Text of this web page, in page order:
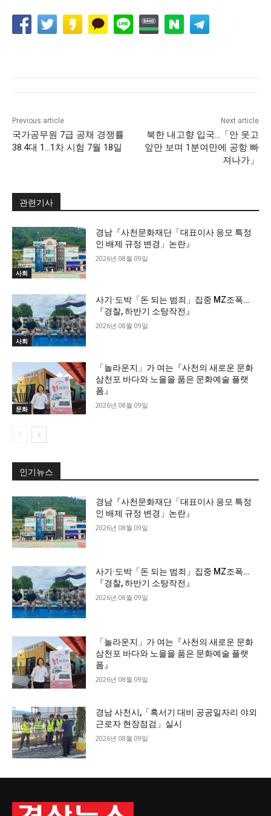
Previous article
국가공무원 7급 공채 경쟁률
38.4대 1…1차 시험 7월 18일
Next article
북한 내고향 입국…「안 웃고
앞만 보며 1분여만에 공항 빠
져나가」
관련기사
사회
경남『사천문화재단「대표이사 응모 특정
인 배제 규정 변경」논란』
2026년 08월 09일
사회
사기·도박「돈 되는 범죄」집중 MZ조폭…
『경찰, 하반기 소탕작전』
2026년 08월 09일
문화
「놀라운지」가 여는『사천의 새로운 문화
삼천포 바다와 노을을 품은 문화예술 플랫
폼』
2026년 08월 09일
인기뉴스
경남『사천문화재단「대표이사 응모 특정
인 배제 규정 변경」논란』
2026년 08월 09일
사기·도박「돈 되는 범죄」집중 MZ조폭…
『경찰, 하반기 소탕작전』
2026년 08월 09일
「놀라운지」가 여는『사천의 새로운 문화
삼천포 바다와 노을을 품은 문화예술 플랫
폼』
2026년 08월 09일
경남 사천시,「혹서기 대비 공공일자리 야외
근로자 현장점검」실시
2026년 08월 09일